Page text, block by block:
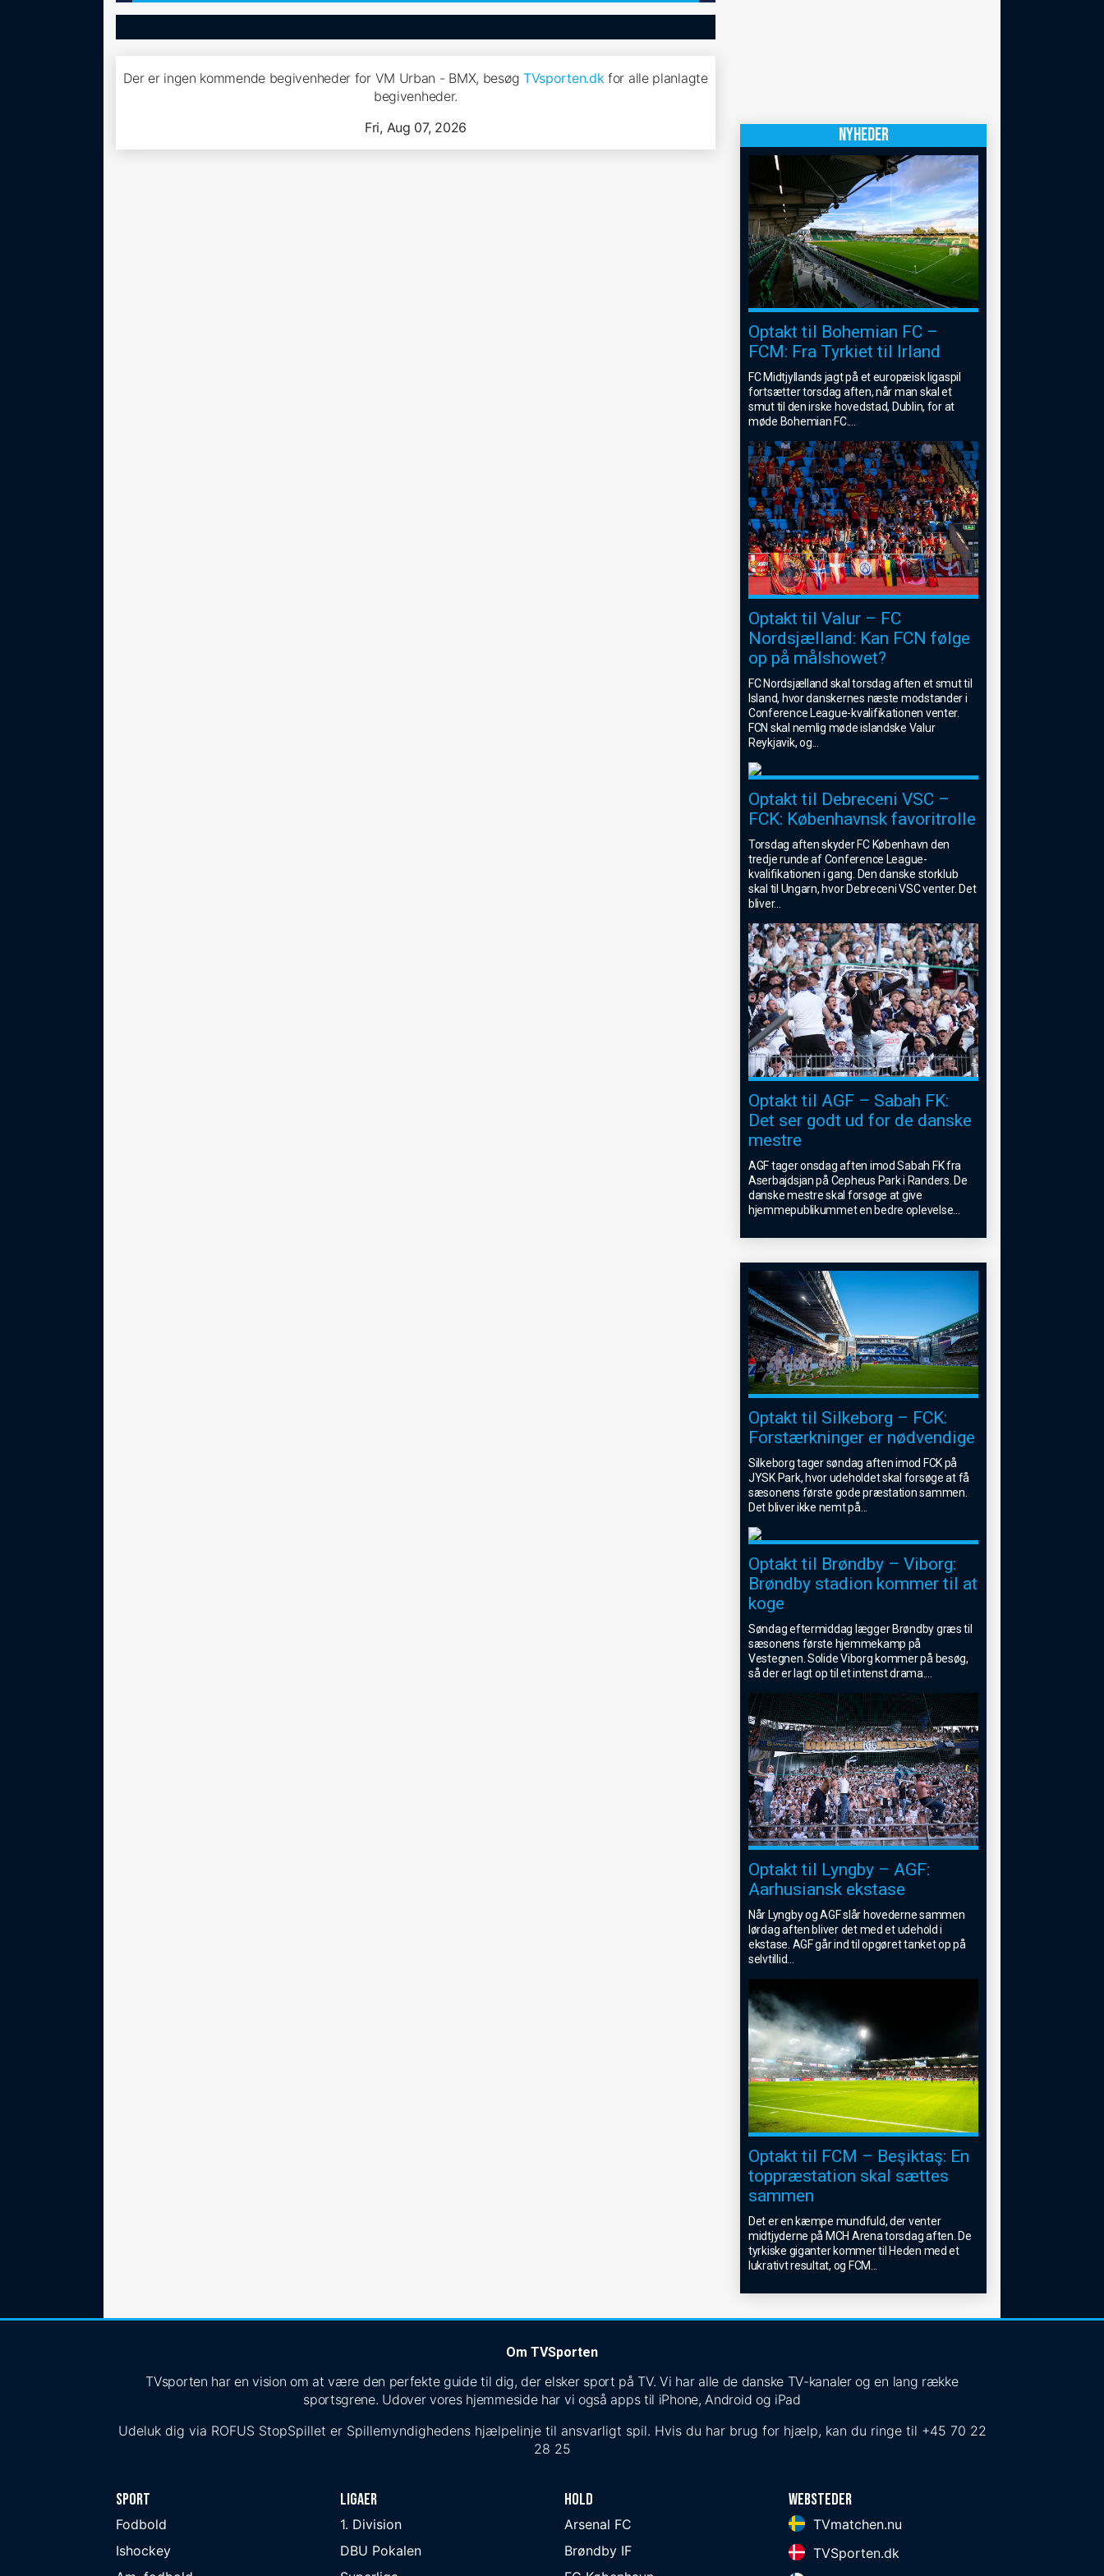
Der er ingen kommende begivenheder for VM Urban - BMX, besøg TVsporten.dkfor alle planlagte
begivenheder.
Fri, Aug 07, 2026
NYHEDER
Optakt til Bohemian FC –
FCM: Fra Tyrkiet til Irland
FC Midtjyllands jagt på et europæisk ligaspil
fortsætter torsdag aften, når man skal et
smut til den irske hovedstad, Dublin, for at
møde Bohemian FC....
Optakt til Valur – FC
Nordsjælland: Kan FCN følge
op på målshowet?
FC Nordsjælland skal torsdag aften et smut til
Island, hvor danskernes næste modstander i
Conference League-kvalifikationen venter.
FCN skal nemlig møde islandske Valur
Reykjavik, og...
Optakt til Debreceni VSC –
FCK: Københavnsk favoritrolle
Torsdag aften skyder FC København den
tredje runde af Conference League-
kvalifikationen i gang. Den danske storklub
skal til Ungarn, hvor Debreceni VSC venter. Det
bliver...
Optakt til AGF – Sabah FK:
Det ser godt ud for de danske
mestre
AGF tager onsdag aften imod Sabah FK fra
Aserbajdsjan på Cepheus Park i Randers. De
danske mestre skal forsøge at give
hjemmepublikummet en bedre oplevelse
Optakt til Silkeborg – FCK:
Forstærkninger er nødvendige
Silkeborg tager søndag aften imod FCK på
JYSK Park, hvor udeholdet skal forsøge at få
sæsonens første gode præstation sammen.
Det bliver ikke nemt på
Optakt til Brøndby – Viborg:
Brøndby stadion kommer til at
koge
Søndag eftermiddag lægger Brøndby græs til
sæsonens første hjemmekamp på
Vestegnen. Solide Viborg kommer på besøg,
så der er lagt op til et intenst drama.
Optakt til Lyngby – AGF:
Aarhusiansk ekstase
Når Lyngby og AGF slår hovederne sammen
lørdag aften bliver det med et udehold i
ekstase. AGF går ind til opgøret tanket op på
selvtillid...
Optakt til FCM – Beşiktaş: En
toppræstation skal sættes
sammen
Det er en kæmpe mundfuld, der venter
midtjyderne på MCH Arena torsdag aften. De
tyrkiske giganter kommer til Heden med et
lukrativt resultat, og FCM
Om TVSporten
TVsporten har en vision om at være den perfekte guide til dig, der elsker sport på TV. Vi har alle de danske TV-kanaler og en lang række
sportsgrene. Udover vores hjemmeside har vi også apps til iPhone, Android og iPad
Udeluk dig via ROFUS StopSpillet er Spillemyndighedens hjælpelinje til ansvarligt spil. Hvis du har brug for hjælp, kan du ringe til +45 70 22
28 25
Sport
Fodbold
Ishockey
Ligaer
1. Division
DBU Pokalen
Hold
Arsenal FC
Brøndby IF
Websteder
TVmatchen.nu
TVSporten.dk